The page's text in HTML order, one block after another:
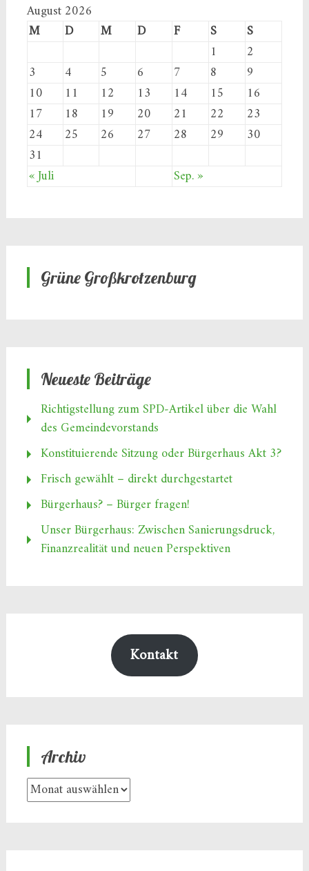
August 2026
M
D M D F S
S
1
2
3
4 5 6 7 8
9
10
11 12 13 14 15
16
17
18 19 20 21 22
23
24
25 26 27 28 29
30
31
« Juli
Sep. »
Grüne Großkrotzenburg
Neueste Beiträge
Richtigstellung zum SPD‑Artikel über die Wahl
des Gemeindevorstands
Konstituierende Sitzung oder Bürgerhaus Akt 3?
Frisch gewählt – direkt durchgestartet
Bürgerhaus? – Bürger fragen!
Unser Bürgerhaus: Zwischen Sanierungsdruck,
Finanzrealität und neuen Perspektiven
Kontakt
Archiv
Archiv